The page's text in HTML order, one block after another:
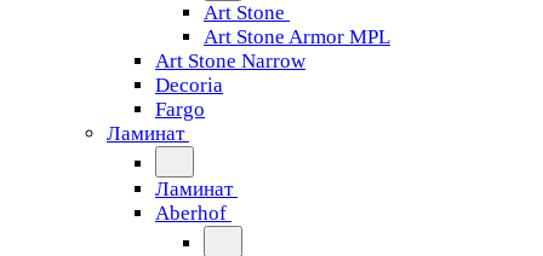
Art Stone
Art Stone Armor MPL
Art Stone Narrow
Decoria
Fargo
Ламинат
Ламинат
Aberhof